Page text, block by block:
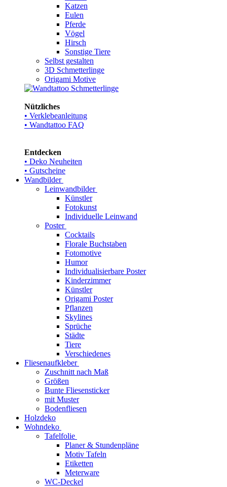
Katzen
Eulen
Pferde
Vögel
Hirsch
Sonstige Tiere
Selbst gestalten
3D Schmetterlinge
Origami Motive
Nützliches
• Verklebeanleitung
• Wandtattoo FAQ
Entdecken
• Deko Neuheiten
• Gutscheine
Wandbilder
Leinwandbilder
Künstler
Fotokunst
Individuelle Leinwand
Poster
Cocktails
Florale Buchstaben
Fotomotive
Humor
Individualisierbare Poster
Kinderzimmer
Künstler
Origami Poster
Pflanzen
Skylines
Sprüche
Städte
Tiere
Verschiedenes
Fliesenaufkleber
Zuschnitt nach Maß
Größen
Bunte Fliesensticker
mit Muster
Bodenfliesen
Holzdeko
Wohndeko
Tafelfolie
Planer & Stundenpläne
Motiv Tafeln
Etiketten
Meterware
WC-Deckel